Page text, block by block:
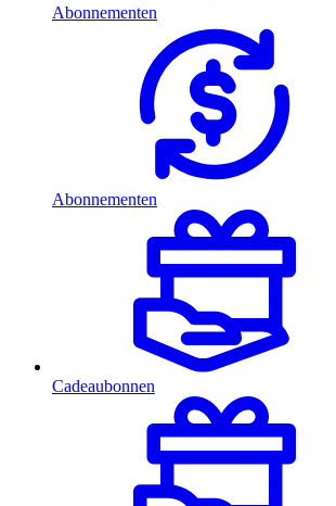
Abonnementen
Abonnementen
Cadeaubonnen